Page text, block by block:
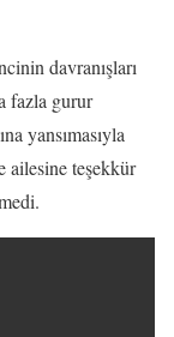
davranışları
fazla gurur
yansımasıyla
ailesine teşekkür